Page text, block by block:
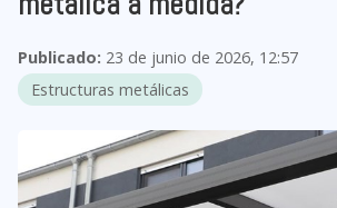
Publicado: 23 de junio de 2026, 12:57
Estructuras metálicas